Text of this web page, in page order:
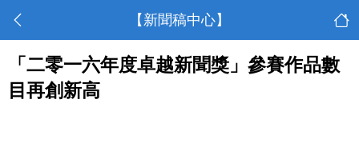
【新聞稿中心】
「二零一六年度卓越新聞獎」參賽作品數
目再創新高